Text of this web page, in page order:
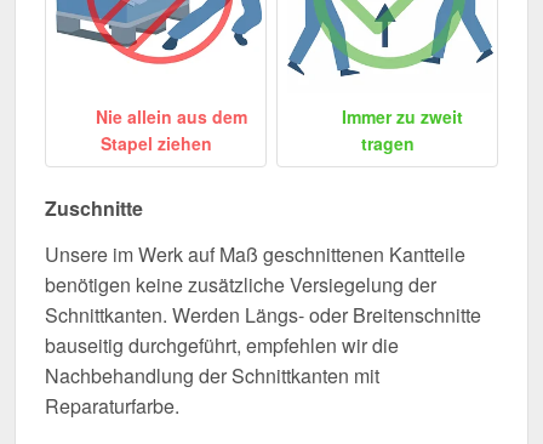
Nie allein aus dem
Stapel ziehen
Immer zu zweit
tragen
Zuschnitte
Unsere im Werk auf Maß geschnittenen Kantteile
benötigen keine zusätzliche Versiegelung der
Schnittkanten. Werden Längs- oder Breitenschnitte
bauseitig durchgeführt, empfehlen wir die
Nachbehandlung der Schnittkanten mit
Reparaturfarbe.